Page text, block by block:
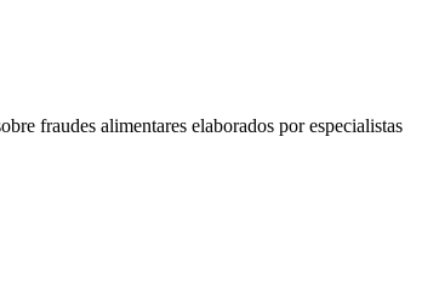
fraudes alimentares elaborados por especialistas